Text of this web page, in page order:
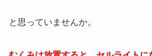
と思っていませんか。